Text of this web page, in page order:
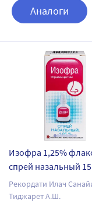
Аналоги
Изофра 1,25%
спрей назальный
Рекордати Илач
Тиджарет А.Ш.